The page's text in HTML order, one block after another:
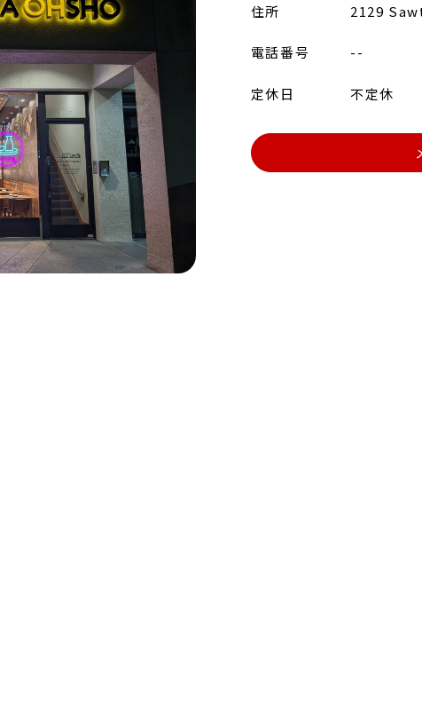
住所 2129
電話番号 --
定休日 不定休